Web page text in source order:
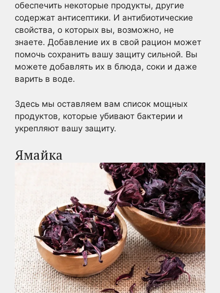
обеспечить некоторые продукты, другие
содержат антисептики. И антибиотические
свойства, о которых вы, возможно, не
знаете. Добавление их в свой рацион может
помочь сохранить вашу защиту сильной. Вы
можете добавлять их в блюда, соки и даже
варить в воде.
Здесь мы оставляем вам список мощных
продуктов, которые убивают бактерии и
укрепляют вашу защиту.
Ямайка